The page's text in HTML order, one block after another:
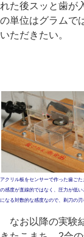
れた後スッと歯が
の単位はグラムで
いただきたい。
アクリル板をセンサーで作った歯ご
の感度が直線的ではなく、圧力が低
になる対数的な感度なので、剃刀の刃
なお以降の実験